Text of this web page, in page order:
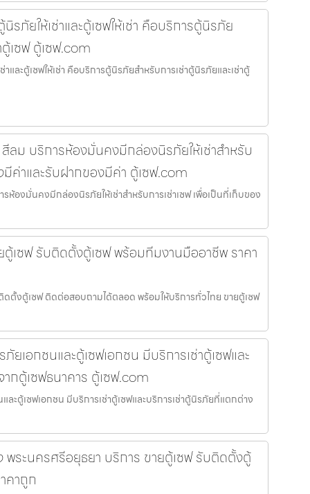
ภัยให้เช่าและตู้เซฟให้เช่า คือบริการตู้นิรภัย
เซฟ ตู้เซฟ.com
ละตู้เซฟให้เช่า คือบริการตู้นิรภัยสำหรับการเช่าตู้นิรภัยและเช่าตู้
ม บริการห้องมั่นคงมีกล่องนิรภัยให้เช่าสำหรับ
มีค่าและรับฝากของมีค่า ตู้เซฟ.com
องมั่นคงมีกล่องนิรภัยให้เช่าสำหรับการเช่าเซฟ เพื่อเป็นที่เก็บของ
ตู้เซฟ รับติดตั้งตู้เซฟ พร้อมทีมงานมืออาชีพ ราคา
ดตั้งตู้เซฟ ติดต่อสอบถามได้ตลอด พร้อมให้บริการทั่วไทย ขายตู้เซฟ
เอกชนและตู้เซฟเอกชน มีบริการเช่าตู้เซฟและ
กตู้เซฟธนาคาร ตู้เซฟ.com
ะตู้เซฟเอกชน มีบริการเช่าตู้เซฟและบริการเช่าตู้นิรภัยที่แตกต่าง
ระนครศรีอยุธยา บริการ ขายตู้เซฟ รับติดตั้งตู้
คาถูก